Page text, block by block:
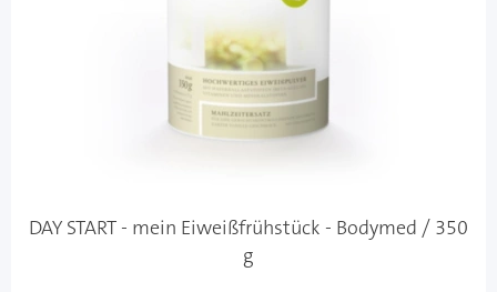
DAY START - mein Eiweißfrühstück - Bodymed / 350
g